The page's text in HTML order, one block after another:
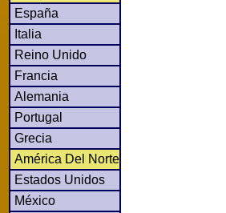
España
Italia
Reino Unido
Francia
Alemania
Portugal
Grecia
América Del Norte
Estados Unidos
México